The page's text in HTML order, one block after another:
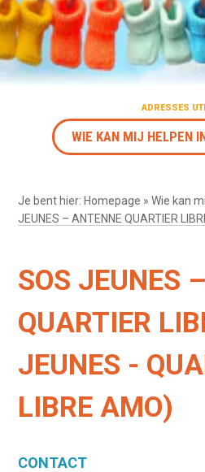
ADRESSES
WIE KAN MIJ HELPEN
Je bent hier: Homepage »Wie kan
JEUNES – ANTENNE QUARTIER
SOS JEUNES
QUARTIER
JEUNES -
LIBRE AMO)
CONTACT